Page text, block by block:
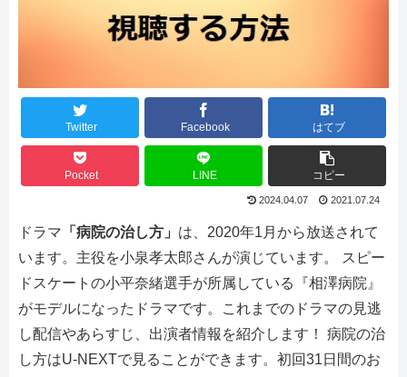
Twitter Facebook はてブ
Pocket LINE コピー
2024.04.07 2021.07.24
ドラマ 「病院の治し方」 は、2020年1月から放送されて
います。主役を小泉孝太郎さんが演じています。
スピー
ドスケートの小平奈緒選手が所属している『相澤病院』
がモデルになったドラマです。これまでのドラマの見逃
し配信やあらすじ、出演者情報を紹介します！ 病院の治
し方はU-NEXTで見ることができます。初回31日間のお